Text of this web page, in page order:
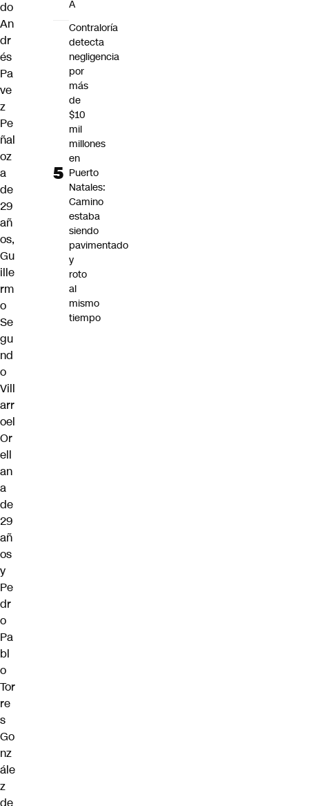
do
An
dr
és
Pa
ve
z
Pe
ñal
oz
a
de
29
añ
os,
Gu
ille
rm
o
Se
gu
nd
o
Vill
arr
oel
Or
ell
an
a
de
29
añ
os
y
Pe
dr
o
Pa
bl
o
Tor
re
s
Go
nz
ále
z
de
A
Contraloría
detecta
negligencia
por
más
de
$10
mil
millones
en
Puerto
Natales:
Camino
estaba
siendo
pavimentado
y
roto
al
mismo
tiempo